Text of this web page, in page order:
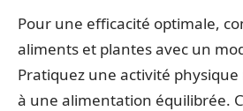
Pour une efficacité optimale,
aliments et plantes avec un
Pratiquez une activité
à une alimentation équilibrée.